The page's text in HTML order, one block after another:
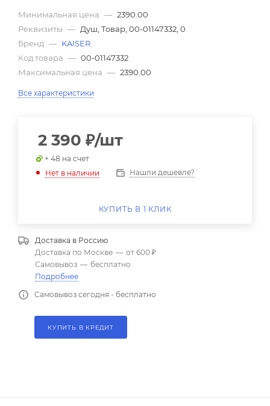
Минимальная цена — 2390.00
Реквизиты — Душ, Товар, 00-01147332, 0
Бренд — KAISER
Код товара — 00-01147332
Максимальная цена — 2390.00
Все характеристики
2 390 ₽/шт
+ 48 на счет
Нет в наличии
Нашли дешевле?
КУПИТЬ В 1 КЛИК
Доставка в Россию
Доставка по Москве — от 600 ₽
Самовывоз — бесплатно
Подробнее
Самовывоз сегодня - бесплатно
КУПИТЬ В КРЕДИТ